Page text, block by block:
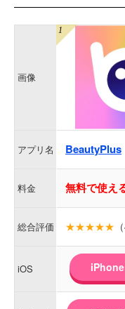
画像
アプリ名 BeautyPlus
料金 無料で使え
総合評価 ★★★★★
iOS